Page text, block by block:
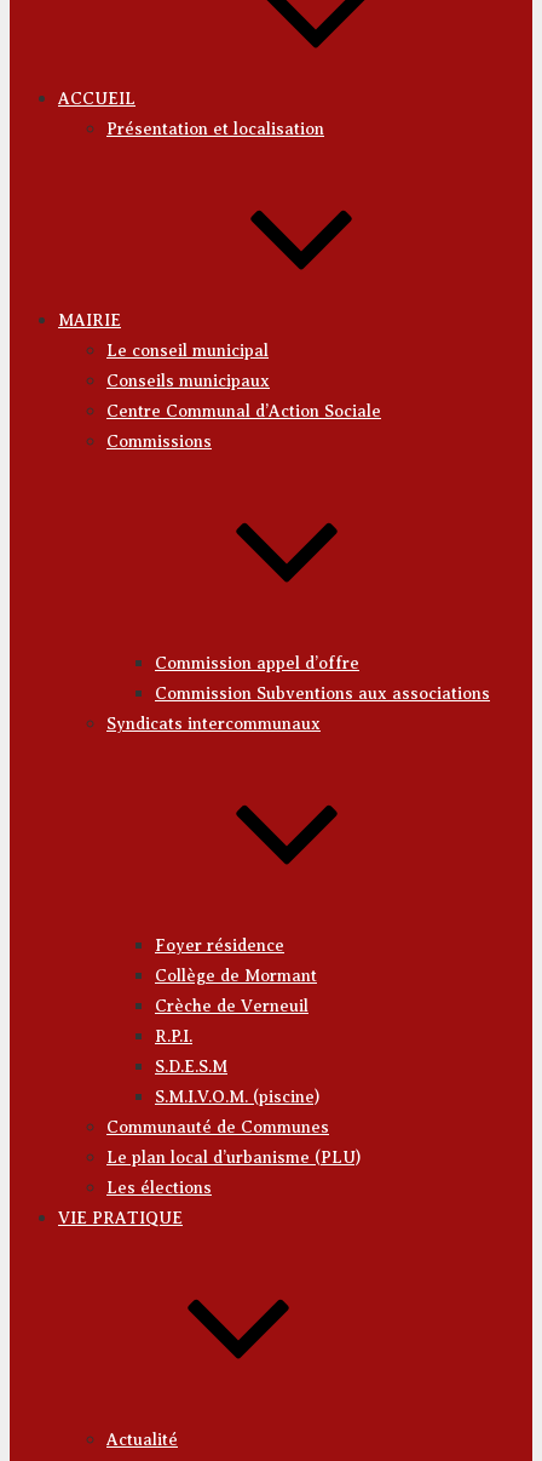
ACCUEIL
Présentation et localisation
MAIRIE
Le conseil municipal
Conseils municipaux
Centre Communal d’Action Sociale
Commissions
Commission appel d’offre
Commission Subventions aux associations
Syndicats intercommunaux
Foyer résidence
Collège de Mormant
Crèche de Verneuil
R.P.I.
S.D.E.S.M
S.M.I.V.O.M. (piscine)
Communauté de Communes
Le plan local d’urbanisme (PLU)
Les élections
VIE PRATIQUE
Actualité